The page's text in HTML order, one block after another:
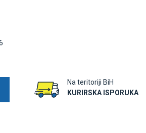
Na teritoriji BiH
KURIRSKA ISPORUKA